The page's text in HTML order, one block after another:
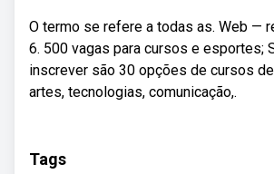
O termo se refere a todas as. Web —
6. 500 vagas para cursos e esportes;
inscrever são 30 opções de cursos
artes, tecnologias, comunicação,.
Tags